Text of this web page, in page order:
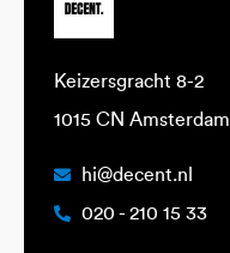
Keizersgracht 8-2
1015 CN Amsterdam
hi@decent.nl
020 - 210 15 33